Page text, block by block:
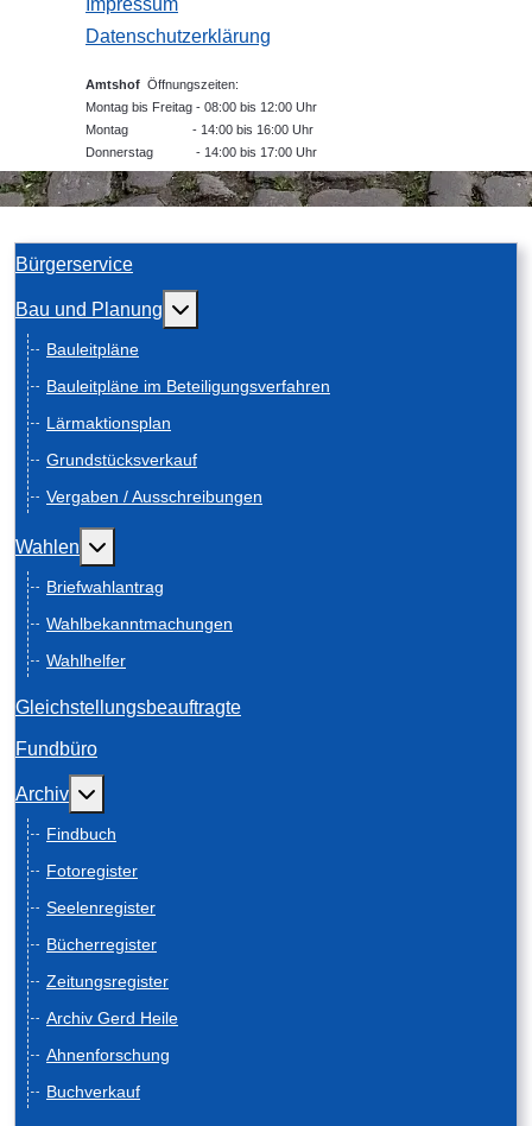
Impressum
Datenschutzerklärung
Amtshof Öffnungszeiten:
Montag bis Freitag - 08:00 bis 12:00 Uhr
Montag - 14:00 bis 16:00 Uhr
Donnerstag - 14:00 bis 17:00 Uhr
Bürgerservice
Bau und Planung Weitere Informationen: Bau und Planung
Bauleitpläne
Bauleitpläne im Beteiligungsverfahren
Lärmaktionsplan
Grundstücksverkauf
Vergaben / Ausschreibungen
Wahlen Weitere Informationen: Wahlen
Briefwahlantrag
Wahlbekanntmachungen
Wahlhelfer
Gleichstellungsbeauftragte
Fundbüro
Archiv Weitere Informationen: Archiv
Findbuch
Fotoregister
Seelenregister
Bücherregister
Zeitungsregister
Archiv Gerd Heile
Ahnenforschung
Buchverkauf